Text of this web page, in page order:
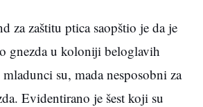
za zaštitu ptica saopštio je da je
gnezda u koloniji beloglavih
su, mada nesposobni za
Evidentirano je šest koji su